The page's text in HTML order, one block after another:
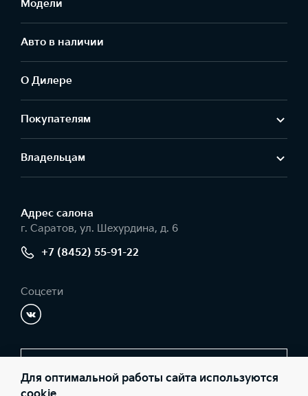
Модели
Авто в наличии
О Дилере
Покупателям
Владельцам
Адрес салонa
г. Саратов, ул. Шехурдина, д. 6
+7 (8452) 55-91-22
Соцсети
Для оптимальной работы сайта используются